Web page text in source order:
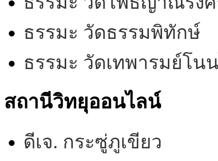
ธรรมะ วัดธรรมพิทักษ์
ธรรมะ วัดเทพารมย์โน
สถานีวิทยุออนไลน์
ดีเจ. กระซู่ภูเขียว